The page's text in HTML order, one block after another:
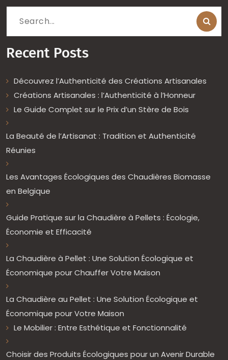
Search
Recent Posts
Découvrez l’Authenticité des Créations Artisanales
Créations Artisanales : l’Authenticité à l’Honneur
Le Guide Complet sur le Prix d’un Stère de Bois
La Beauté de l’Artisanat : Tradition et Authenticité
Réunies
Les Avantages Écologiques des Chaudières Biomasse
en Belgique
Guide Pratique sur la Chaudière à Pellets : Écologie,
Économie et Efficacité
La Chaudière à Pellet : Une Solution Écologique et
Économique pour Chauffer Votre Maison
La Chaudière au Pellet : Une Solution Écologique et
Économique pour Votre Maison
Le Mobilier : Entre Esthétique et Fonctionnalité
Choisir des Produits Écologiques pour un Avenir Durable